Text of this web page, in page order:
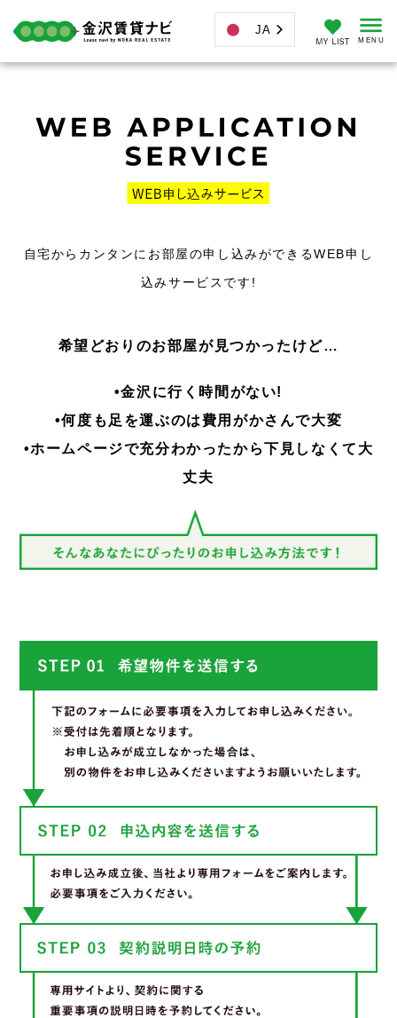
JA
自宅からカンタンにお部屋の申し込みができるWEB申し
込みサービスです!
希望どおりのお部屋が見つかったけど…
•金沢に行く時間がない!
•何度も足を運ぶのは費用がかさんで大変
•ホームページで充分わかったから下見しなくて大
丈夫